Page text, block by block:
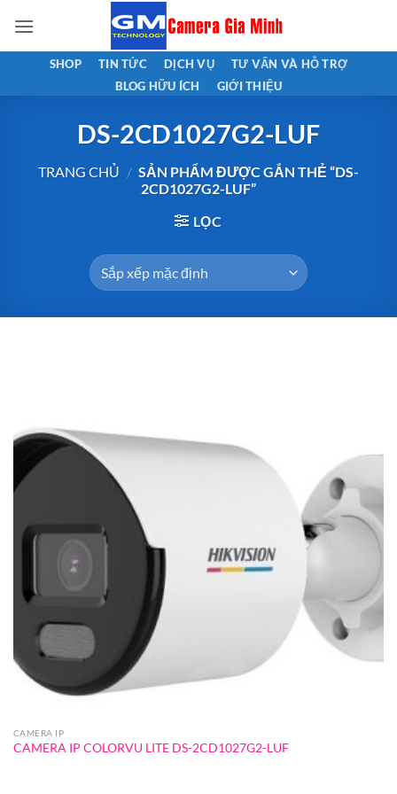
qua
nội
SHOP TIN TỨC DỊCH VỤ
TƯ VẤN VÀ HỖ TRỢ
BLOG HỮU ÍCH
GIỚI THIỆU
DS-2CD1027G2-LUF
TRANG CHỦ / SẢN PHẨM ĐƯỢC GẮN THẺ “DS-
2CD1027G2-LUF”
LỌC
CAMERA IP
CAMERA IP COLORVU LITE DS-2CD1027G2-LUF